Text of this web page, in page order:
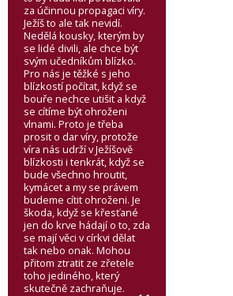
za účinnou propagaci víry.
Ježíš to ale tak nevidí.
Nedělá kousky, kterým by
se lidé divili, ale chce být
svým učedníkům blízko.
Pro nás je těžké s jeho
blízkostí počítat, když se
bouře nechce utišit a když
se cítíme být ohroženi
vlnami. Proto je třeba
prosit o dar víry, protože
víra nás udrží v Ježíšově
blízkosti i tenkrát, když se
bude všechno hroutit,
kymácet a my se právem
budeme cítit ohroženi. Je
škoda, když se křesťané
jen do krve hádají o to, zda
se mají věci v církvi dělat
tak nebo onak. Mohou
přitom ztratit ze zřetele
toho jediného, který
skutečně zachraňuje.